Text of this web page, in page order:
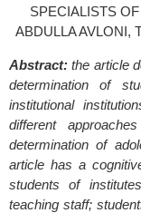
SPECIALISTS
ABDULLA AVLONI,
Abstract: the article
determination of
institutional
different
determination of
article has a
students of
teaching staff;